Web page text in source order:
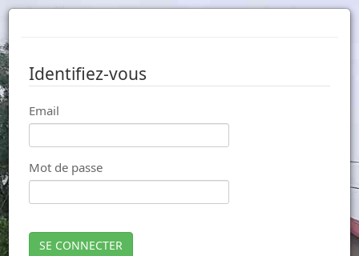
Identifiez-vous
Email
Mot de passe
SE CONNECTER